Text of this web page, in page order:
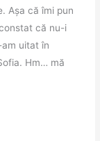
Așa că îmi pun
că nu-i
uitat în
Hm… mă